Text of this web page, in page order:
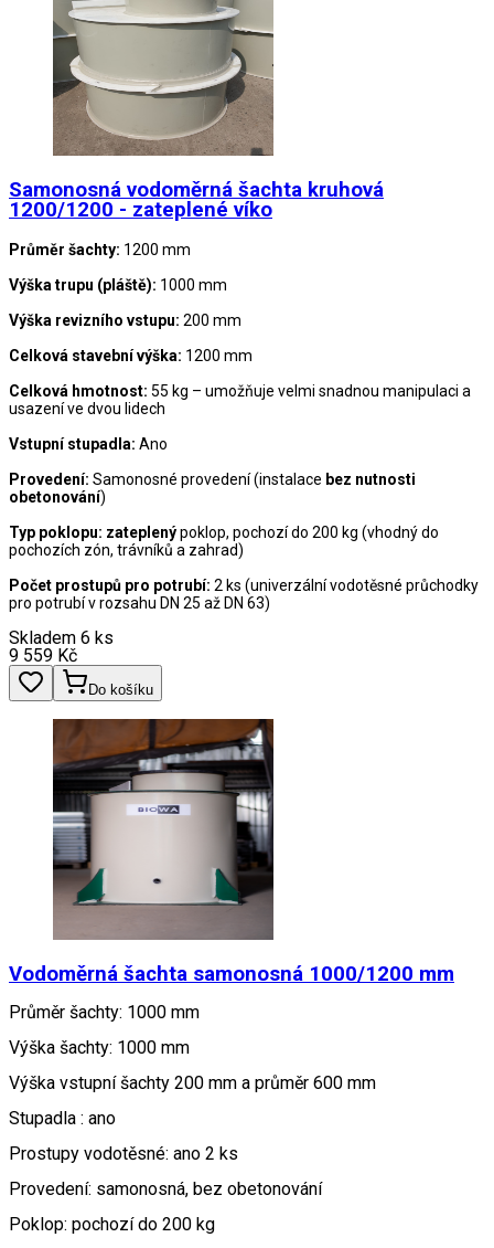
Samonosná vodoměrná šachta kruhová
1200/1200 - zateplené víko
Průměr šachty: 1200 mm
Výška trupu (pláště): 1000 mm
Výška revizního vstupu: 200 mm
Celková stavební výška: 1200 mm
Celková hmotnost: 55 kg – umožňuje velmi snadnou manipulaci a
usazení ve dvou lidech
Vstupní stupadla: Ano
Provedení: Samonosné provedení (instalace bez nutnosti
obetonování)
Typ poklopu: zateplenýpoklop, pochozí do 200 kg (vhodný do
pochozích zón, trávníků a zahrad)
Počet prostupů pro potrubí: 2 ks (univerzální vodotěsné průchodky
pro potrubí v rozsahu DN 25 až DN 63)
Skladem 6 ks
9 559 Kč
Do košíku
Vodoměrná šachta samonosná 1000/1200 mm
Průměr šachty: 1000 mm
Výška šachty: 1000 mm
Výška vstupní šachty 200 mm a průměr 600 mm
Stupadla : ano
Prostupy vodotěsné: ano 2 ks
Provedení: samonosná, bez obetonování
Poklop: pochozí do 200 kg